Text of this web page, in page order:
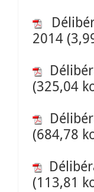
2014
(325,04
(684,78
(113,81